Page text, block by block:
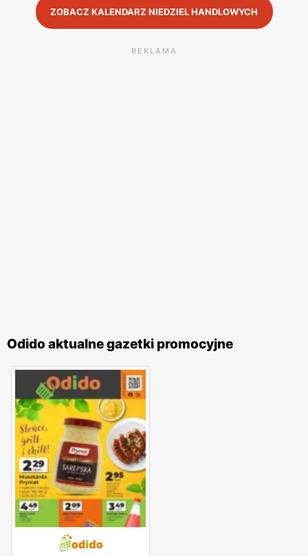
ZOBACZ KALENDARZ NIEDZIEL HANDLOWYCH
REKLAMA
Odido aktualne gazetki promocyjne